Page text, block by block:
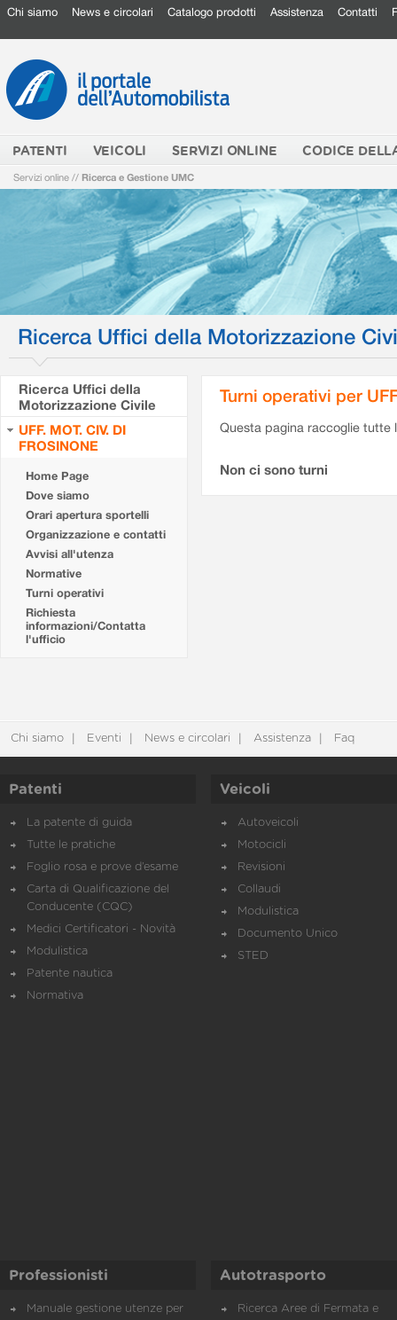
Chi siamo News e circolari Catalogo prodotti Assistenza Contatti
PATENTI VEICOLI SERVIZI ONLINE CODICE
Servizi online // Ricerca e Gestione UMC
Ricerca Uffici della Motorizzazione
Ricerca Uffici della
Motorizzazione Civile
UFF. MOT. CIV. DI
FROSINONE
Home Page
Dove siamo
Orari apertura sportelli
Organizzazione e contatti
Avvisi all'utenza
Normative
Turni operativi
Richiesta
informazioni/Contatta
l'ufficio
Turni operativi per
Questa pagina raccoglie tutte
Non ci sono turni
Chi siamo Eventi News e circolari Assistenza Faq
Patenti
La patente di guida
Tutte le pratiche
Foglio rosa e prove d’esame
Carta di Qualificazione del
Conducente (CQC)
Medici Certificatori - Novità
Modulistica
Patente nautica
Normativa
Veicoli
Autoveicoli
Motocicli
Revisioni
Collaudi
Modulistica
Documento Unico
STED
Professionisti
Manuale gestione utenze per
Autotrasporto
Ricerca Aree di Fermata e